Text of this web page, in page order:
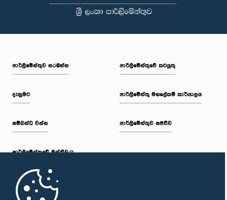
පාර්ලි‌මේන්තුව නරඹන්න
දැනුමට
සම්බන්ධ වන්න
පාර්ලි‌මේන්තුවේ මන්ත්‍රීවරු
මුල් පිටුව
පාර්ලිමේන්තුවේ කටයුතු
පාර්ලිමේන්තු මහලේකම් කාර්යාලය
පාර්ලිමේන්තුව සජීවීව